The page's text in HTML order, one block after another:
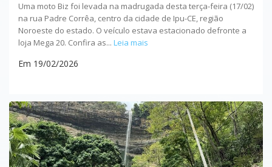
Uma moto Biz foi levada na madrugada desta terça-feira (17/02)
na rua Padre Corrêa, centro da cidade de Ipu-CE, região
Noroeste do estado. O veículo estava estacionado defronte a
loja Mega 20. Confira as... Leia mais
Em 19/02/2026